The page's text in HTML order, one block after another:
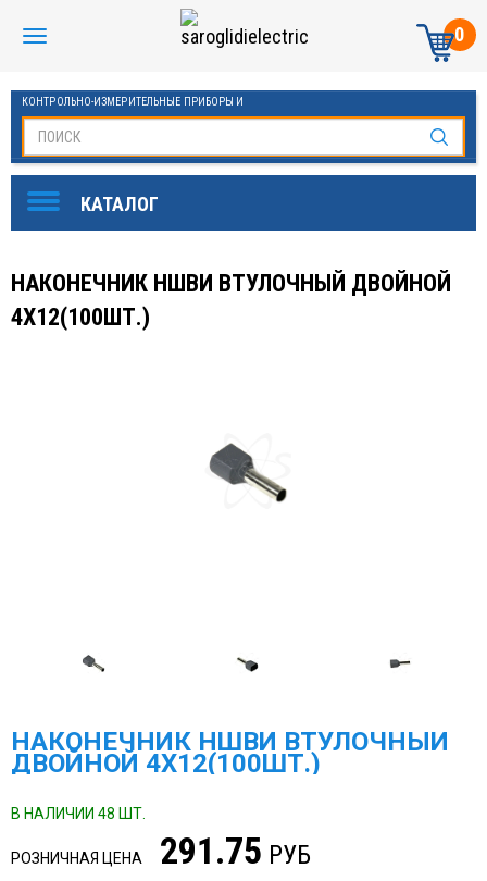
0
КОНТРОЛЬНО-ИЗМЕРИТЕЛЬНЫЕ ПРИБОРЫ И
НАКОНЕЧНИК НШВИ ВТУЛОЧНЫЙ ДВОЙНОЙ
4Х12(100ШТ.)
НАКОНЕЧНИК НШВИ ВТУЛОЧНЫЙ
ДВОЙНОЙ 4Х12(100ШТ.)
В НАЛИЧИИ 48 ШТ.
РОЗНИЧНАЯ ЦЕНА 291.75 РУБ